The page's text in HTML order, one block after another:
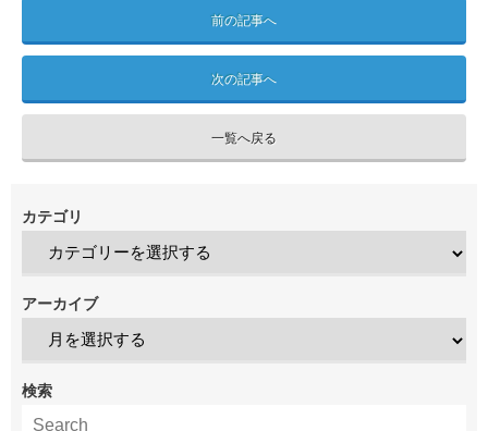
前の記事へ
次の記事へ
一覧へ戻る
カテゴリ
アーカイブ
検索